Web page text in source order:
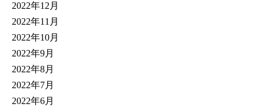
2022年12月
2022年11月
2022年10月
2022年9月
2022年8月
2022年7月
2022年6月